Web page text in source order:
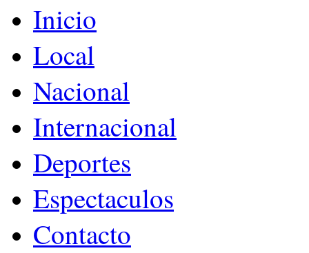
Inicio
Local
Nacional
Internacional
Deportes
Espectaculos
Contacto